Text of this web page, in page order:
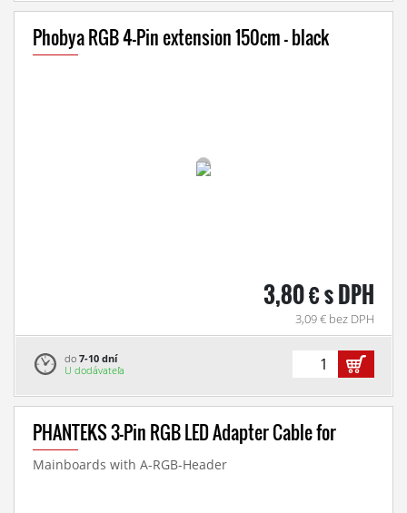
Phobya RGB 4-Pin extension 150cm - black
3,80 € s DPH
3,09 € bez DPH
do 7-10 dní
U dodávateľa
PHANTEKS 3-Pin RGB LED Adapter Cable for
Mainboards with A-RGB-Header